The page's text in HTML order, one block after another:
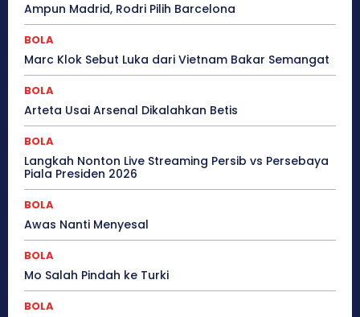
Ampun Madrid, Rodri Pilih Barcelona
BOLA
Marc Klok Sebut Luka dari Vietnam Bakar Semangat
BOLA
Arteta Usai Arsenal Dikalahkan Betis
BOLA
Langkah Nonton Live Streaming Persib vs Persebaya
Piala Presiden 2026
BOLA
Awas Nanti Menyesal
BOLA
Mo Salah Pindah ke Turki
BOLA